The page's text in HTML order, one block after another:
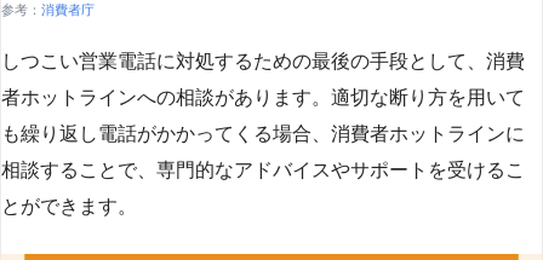
参考： 消費者庁
しつこい営業電話に対処するための最後の手段として、消費
者ホットラインへの相談があります。適切な断り方を用いて
も繰り返し電話がかかってくる場合、消費者ホットラインに
相談することで、専門的なアドバイスやサポートを受けるこ
とができます​​。